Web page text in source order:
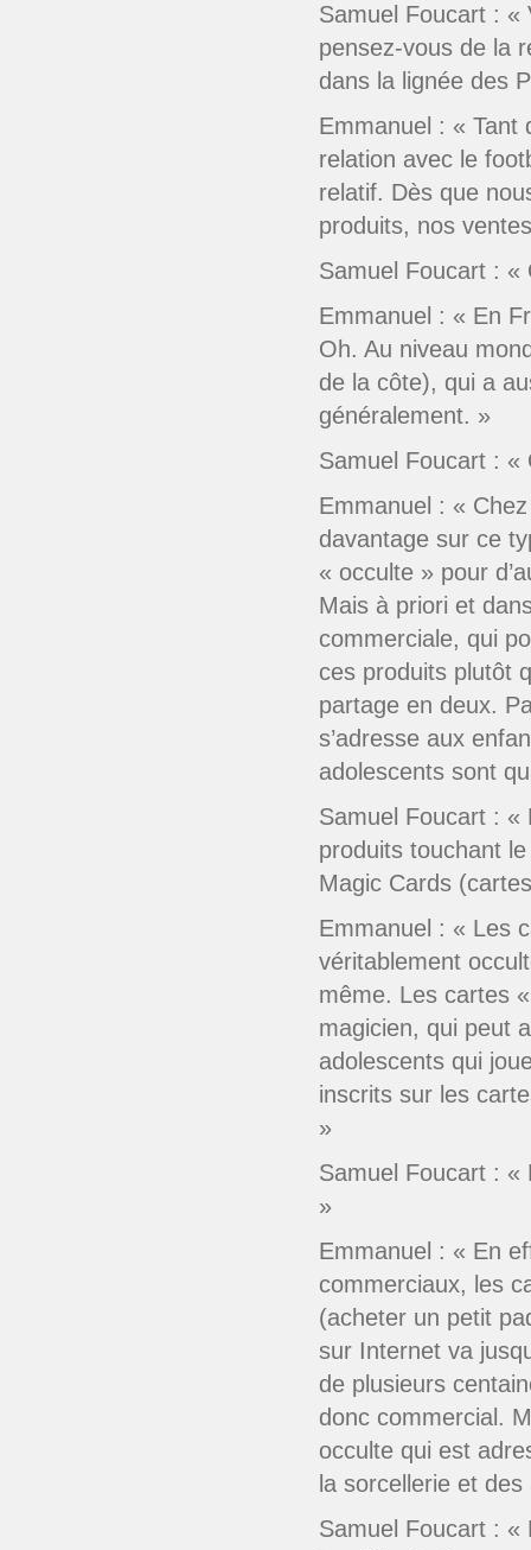
Samuel Foucart : «
pensez-vous de la
dans la lignée des
Emmanuel : « Tant
relation avec le
relatif. Dès que
produits, nos
Samuel Foucart : «
Emmanuel : « En
Oh. Au niveau
de la côte), qui a
généralement. »
Samuel Foucart : «
Emmanuel : «
davantage sur ce
« occulte » pour
Mais à priori et
commerciale, qui
ces produits plutôt
partage en deux.
s’adresse aux
adolescents sont
Samuel Foucart : «
produits touchant
Magic Cards
Emmanuel : « Les
véritablement
même. Les cartes
magicien, qui peut
adolescents qui
inscrits sur les
»
Samuel Foucart : «
»
Emmanuel : « En
commerciaux, les
(acheter un petit
sur Internet va
de plusieurs
donc commercial.
occulte qui est
la sorcellerie et
Samuel Foucart : «